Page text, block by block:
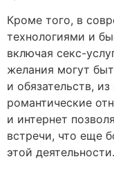
Кроме того, в
технологиями и
включая секс-
желания могут
и обязательств,
романтические
и интернет
встречи, что еще
этой деятельности.